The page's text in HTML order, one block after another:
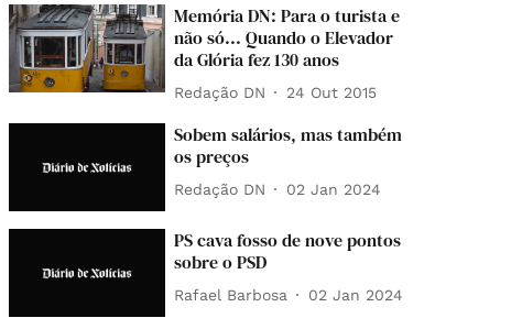
Memória DN: Para o turista e
não só... Quando o Elevador
da Glória fez 130 anos
Redação DN 24 Out 2015
Sobem salários, mas também
os preços
Redação DN 02 Jan 2024
PS cava fosso de nove pontos
sobre o PSD
Rafael Barbosa 02 Jan 2024